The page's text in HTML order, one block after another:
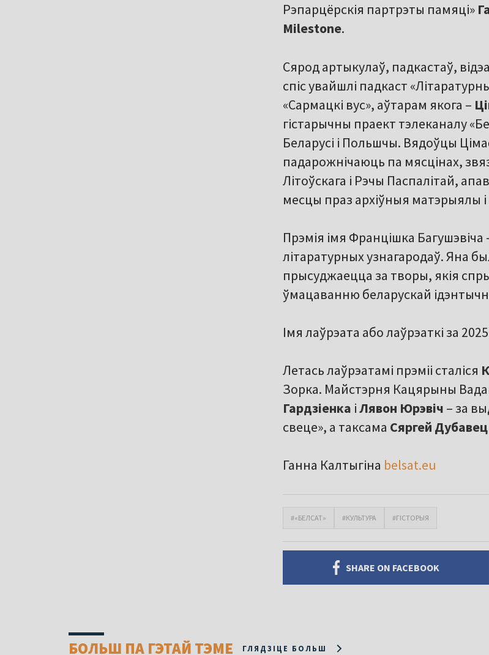
Рэпарцёрскія партрэты памяці»
Milestone.
Сярод артыкулаў, падкастаў,
спіс увайшлі падкаст
«Сармацкі вус», аўтарам якога –
гістарычны праект тэлеканалу
Беларусі і Польшчы. Вядоўцы
падарожнічаюць па мясцінах,
Літоўскага і Рэчы Паспалітай,
месцы праз архіўныя матэрыялы
Прэмія імя Францішка
літаратурных узнагародаў. Яна
прысуджаецца за творы, якія
ўмацаванню беларускай
Імя лаўрэата або лаўрэаткі за
Летась лаўрэатамі прэміі сталіся
Зорка. Майстэрня Кацярыны
Гардзіенка іЛявон Юрэвіч – за
свеце», а таксама Сяргей Дубавец
Ганна Калтыгіна belsat.eu
#«БЕЛСАТ» #КУЛЬТУРА #ГІСТОРЫЯ
SHARE ON FACEBOOK
БОЛЬШ ПА ГЭТАЙ ТЭМЕ ГЛЯДЗІЦЕ БОЛЬШ